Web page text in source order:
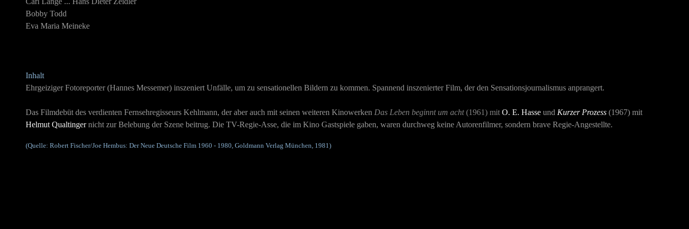
Bobby Todd
Eva Maria Meineke
Inhalt
Ehrgeiziger Fotoreporter (Hannes Messemer) inszeniert Unfälle, um zu sensationellen Bildern zu kommen. Spannend inszenierter Film, der den Sensationsjournalismus anprangert.
Das Filmdebüt des verdienten Fernsehregisseurs Kehlmann, der aber auch mit seinen weiteren Kinowerken Das Leben beginnt um acht(1961) mit O. E. Hasse und Kurzer Prozess (1967) mit
Helmut Qualtingernicht zur Belebung der Szene beitrug. Die TV-Regie-Asse, die im Kino Gastspiele gaben, waren durchweg keine Autorenfilmer, sondern brave Regie-Angestellte.
(Quelle: Robert Fischer/Joe Hembus: Der Neue Deutsche Film 1960 - 1980, Goldmann Verlag München, 1981)